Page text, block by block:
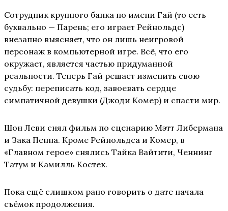
Сотрудник крупного банка по имени Гай (то есть
буквально — Парень; его играет Рейнольдс)
внезапно выясняет, что он лишь неигровой
персонаж в компьютерной игре. Всё, что его
окружает, является частью придуманной
реальности. Теперь Гай решает изменить свою
судьбу: переписать код, завоевать сердце
симпатичной девушки (Джоди Комер) и спасти мир.
Шон Леви снял фильм по сценарию Мэтт Либермана
и Зака Пенна. Кроме Рейнольдса и Комер, в
«Главном герое» снялись Тайка Вайтити, Ченнинг
Татум и Камилль Костек.
Пока ещё слишком рано говорить о дате начала
съёмок продолжения.